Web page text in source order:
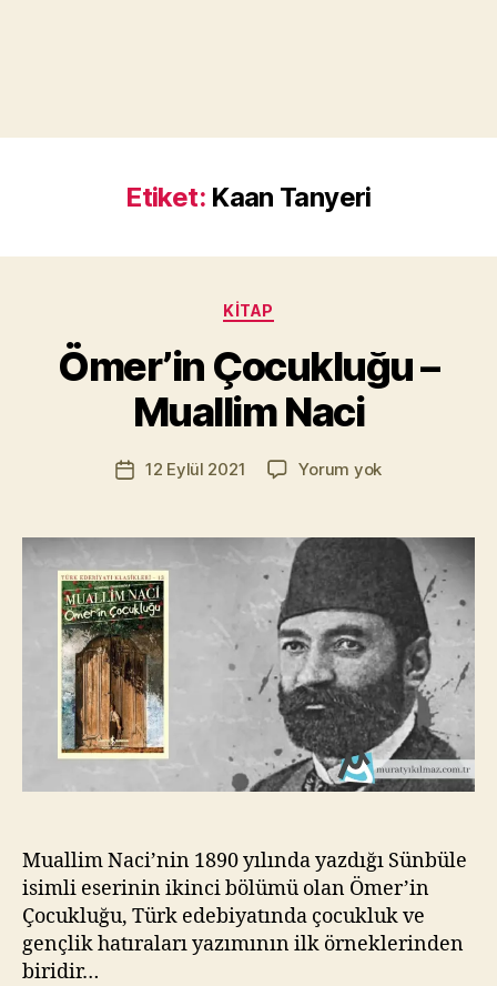
Etiket: Kaan Tanyeri
Kategoriler
KITAP
Ömer’in Çocukluğu –
Muallim Naci
Yazının
yazarı
r
M
u
a
kı
l
m
a
z
Yazı12 Eylül 2021 Yorum yokÖmer’in
Muallim
Naci
Muallim Naci’nin 1890 yılında yazdığı Sünbüle
isimli eserinin ikinci bölümü olan Ömer’in
Çocukluğu, Türk edebiyatında çocukluk ve
gençlik hatıraları yazımının ilk örneklerinden
biridir…